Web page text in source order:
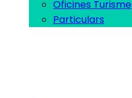
Oficines Turisme
Particulars